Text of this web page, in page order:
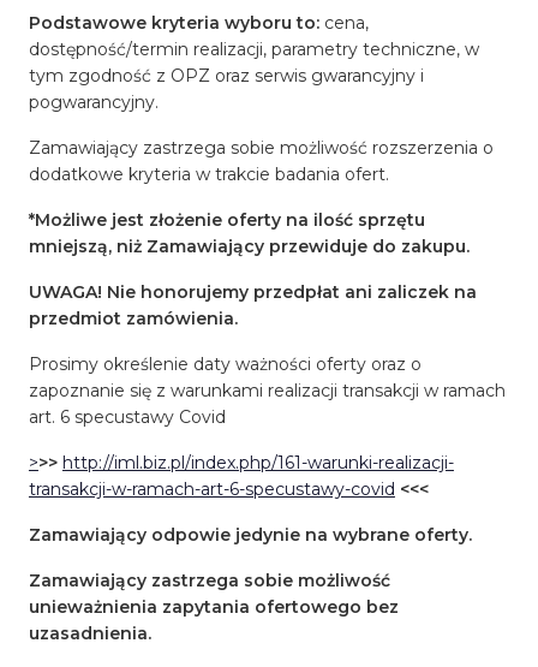
Podstawowe kryteria wyboru to:cena,
dostępność/termin realizacji, parametry techniczne, w
tym zgodność z OPZ oraz serwis gwarancyjny i
pogwarancyjny.
Zamawiający zastrzega sobie możliwość rozszerzenia o
dodatkowe kryteria w trakcie badania ofert.
*Możliwe jest złożenie oferty na ilość sprzętu
mniejszą, niż Zamawiający przewiduje do zakupu.
UWAGA! Nie honorujemy przedpłat ani zaliczek na
przedmiot zamówienia.
Prosimy określenie daty ważności oferty oraz o
zapoznanie się z warunkami realizacji transakcji w ramach
art. 6 specustawy Covid
>>> http://iml.biz.pl/index.php/161-warunki-realizacji-
transakcji-w-ramach-art-6-specustawy-covid <<<
Zamawiający odpowie jedynie na wybrane oferty.
Zamawiający zastrzega sobie możliwość
unieważnienia zapytania ofertowego bez
uzasadnienia.